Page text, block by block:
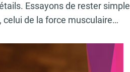
Essayons de rester simple
de la force musculaire…